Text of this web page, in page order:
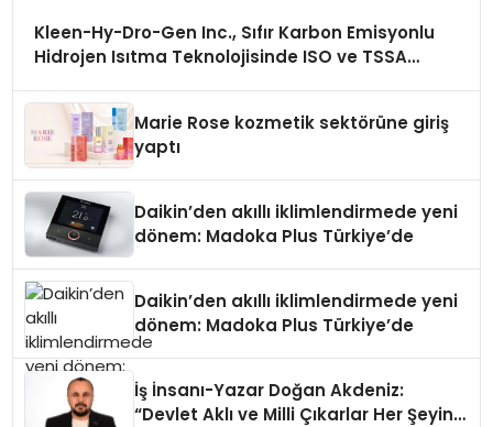
Kleen-Hy-Dro-Gen Inc., Sıfır Karbon Emisyonlu
Hidrojen Isıtma Teknolojisinde ISO ve TSSA
Marie Rose kozmetik sektörüne giriş
yaptı
Daikin’den akıllı iklimlendirmede yeni
dönem: Madoka Plus Türkiye’de
Daikin’den akıllı iklimlendirmede yeni
dönem: Madoka Plus Türkiye’de
İş İnsanı-Yazar Doğan Akdeniz:
“Devlet Aklı ve Milli Çıkarlar Her Şeyin